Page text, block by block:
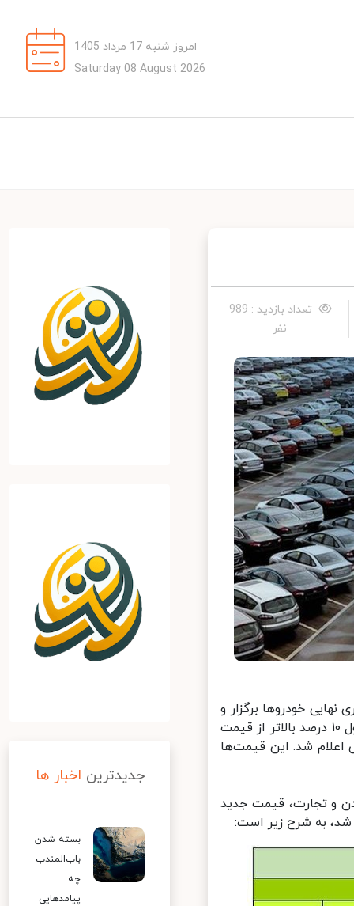
امروز شنبه 17 مرداد 1405
Saturday 08 August 2026
تعداد بازدید : 989
نفر
خودروها برگزار و
بالاخره پس از گذشت دو هفته از اصلاح قیمت‌های کارخانه‌ای و تعیین فرمول ۱۰ درصد بالاتر از قیمت
اعلام شد. این قیمت‌ها
و تجارت، قیمت جدید
جدیدترین اخبار ها
بسته شدن
باب‌المندب
چه
پیامدهایی